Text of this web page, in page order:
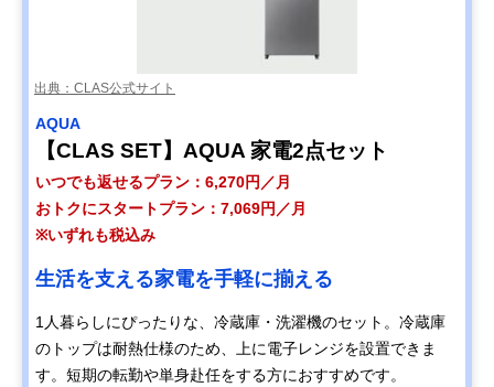
出典：CLAS公式サイト
AQUA
【CLAS SET】AQUA 家電2点セット
いつでも返せるプラン：6,270円／月
おトクにスタートプラン：7,069円／月
※いずれも税込み
生活を支える家電を手軽に揃える
1人暮らしにぴったりな、冷蔵庫・洗濯機のセット。冷蔵庫
のトップは耐熱仕様のため、上に電子レンジを設置できま
す。短期の転勤や単身赴任をする方におすすめです。